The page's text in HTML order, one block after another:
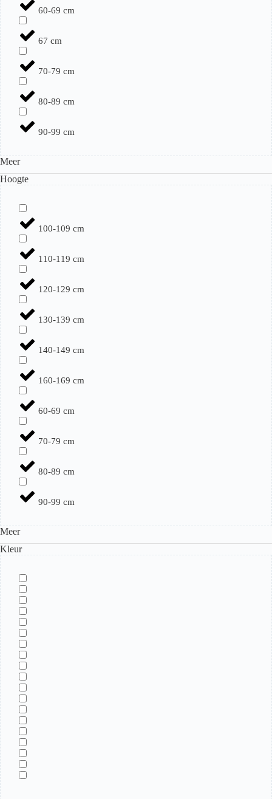
60-69 cm
67 cm
70-79 cm
80-89 cm
90-99 cm
Meer
Hoogte
100-109 cm
110-119 cm
120-129 cm
130-139 cm
140-149 cm
160-169 cm
60-69 cm
70-79 cm
80-89 cm
90-99 cm
Meer
Kleur